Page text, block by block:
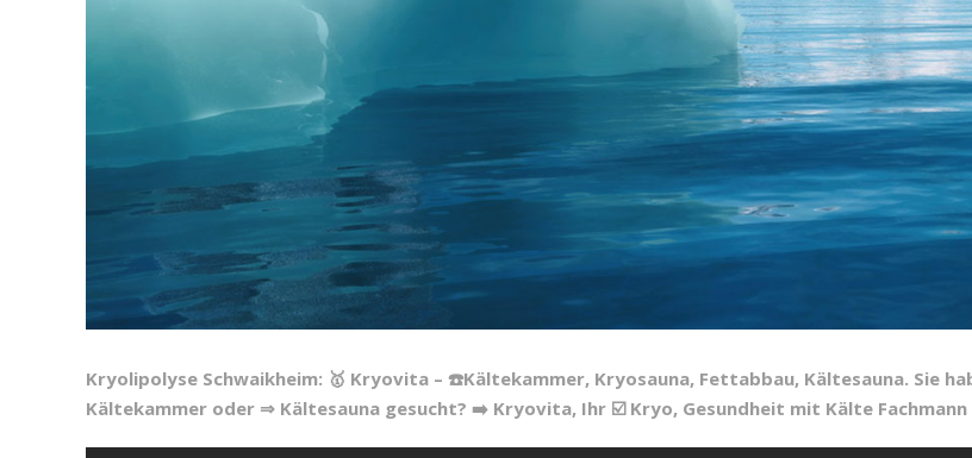
Kryolipolyse Schwaikheim: 🥇 Kryovita – ☎️Kältekammer, Kryosauna, Fettabbau, Kältesauna. Sie
Kältekammer oder ⇒ Kältesauna gesucht? ➡️ Kryovita, Ihr ☑️ Kryo, Gesundheit mit Kälte